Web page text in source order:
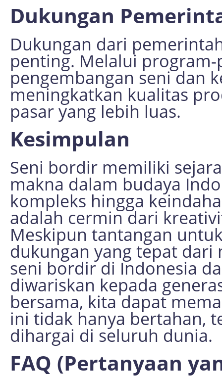
Dukungan
Dukungan dari
penting. Melalui
pengembangan seni dan
meningkatkan kualitas
pasar yang lebih luas.
Kesimpulan
Seni bordir memiliki
makna dalam budaya
kompleks hingga
adalah cermin dari
Meskipun tantangan
dukungan yang tepat
seni bordir di Indonesia
diwariskan kepada
bersama, kita dapat
ini tidak hanya bertahan,
dihargai di seluruh dunia.
FAQ (Pertanyaan